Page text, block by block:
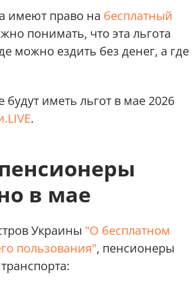
имеют право на бесплатный
понимать, что эта льгота
можно ездить без денег, а где
иметь льгот в мае 2026
.
в мае
Украины "О бесплатном
пользования", пенсионеры